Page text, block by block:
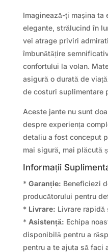
Imaginează-ți mașina ta
elegante, strălucind în
vei atrage priviri
îmbunătățire
confortului la volan.
asigură o durată de
de costuri suplimentare
Aceste jante nu sunt
despre experiența
detaliu a fost conceput
mai sigură, mai plăcută
Informații
* Garanție: Beneficiezi
producătorului pentru
* Livrare: Livrare rapidă
* Asistență: Echipa
disponibilă pentru a
pentru a te ajuta să faci